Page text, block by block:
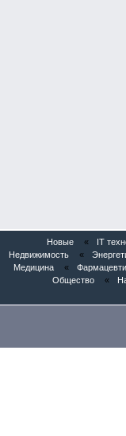
Новые « IT
Недвижимость
«
Медицина
«
Общество
«